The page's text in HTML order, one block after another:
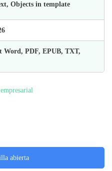
Objects in template
Word, PDF, EPUB, TXT,
abierta